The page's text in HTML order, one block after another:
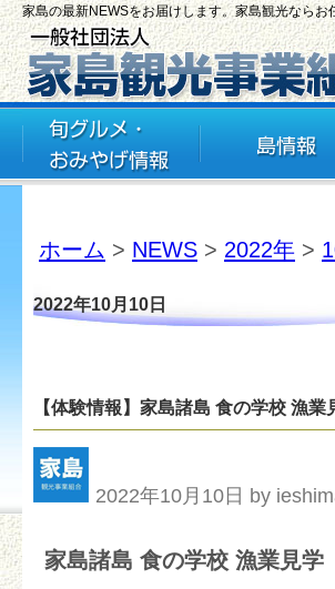
家島の最新NEWSをお届けします。家島観光なら
ホーム > NEWS > 2022年 >
2022年10月10日
【体験情報】家島諸島 食の学校 漁
2022年10月10日 by
家島諸島 食の学校 漁業見学